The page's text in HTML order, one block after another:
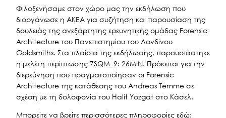
Φιλοξενήσαμε στον χώρο μας την εκδήλωση που
διοργάνωσε η ΑΚΕΑ για συζήτηση και παρουσίαση της
δουλειάς της ανεξάρτητης ερευνητικής ομάδας Forensic
Architecture του Πανεπιστημίου του Λονδίνου
Goldsmiths. Στα πλαίσια της εκδήλωσης, παρουσιάστηκε
η μελέτη περίπτωσης 7SQM_9: 26MIN. Πρόκειται για την
διερεύνηση που πραγματοποίησαν οι Forensic
Architecture της κατάθεσης του Andreas Temme σε
σχέση με τη δολοφονία του Halit Yozgat στο Κάσελ.
Μπορείτε να βρείτε περισσότερες πληροφορίες εδώ: